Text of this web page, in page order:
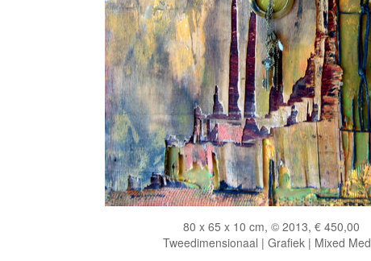
80 x 65 x 10 cm, © 2013, € 450,00
Tweedimensionaal | Grafiek | Mixed